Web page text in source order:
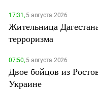
17:31,5 августа 2026
Жительница
терроризма
07:50,5 августа 2026
Двое бойцов из
Украине